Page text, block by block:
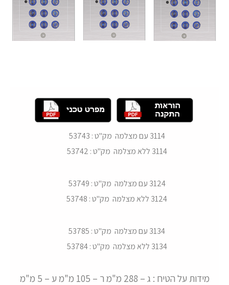
3114 עם מצלמה מק"ט : 53743
3114 ללא מצלמה מק"ט : 53742
3124 עם מצלמה מק"ט : 53749
3124 ללא מצלמה מק"ט : 53748
3134 עם מצלמה מק"ט : 53785
3134 ללא מצלמה מק"ט : 53784
מידות על הטיח : ג – 288 מ"מ ר – 105 מ"מ ע – 5 מ"מ